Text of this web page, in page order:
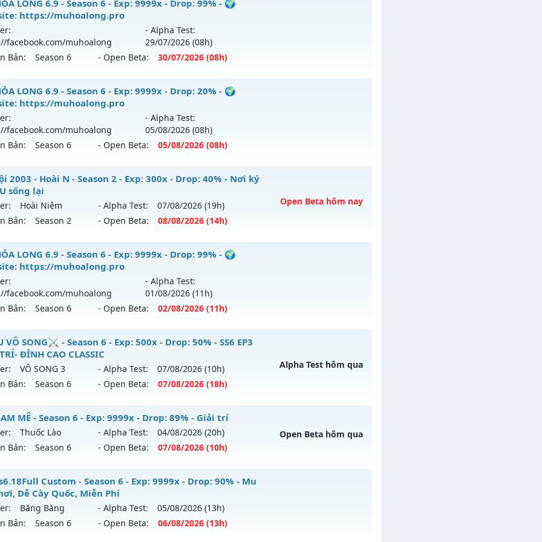
LONG 6.9 - 🌍 Website: https://muhoalong.pro
ra tháng 08 2026 - Mở máy chủhttps://facebook.com/muhoalong
08/2626
- Drop: 20%
Mu Nguyên bản Webzen
XShield
LONG 6.9 - Season 6 - Exp: 9999x - Drop: 99% - 🌍
https://muhoalong.pro
facebook.com/muhoalong
- Alpha Test:
29/07/2026 (08h)
Bản:
Season 6 - Open Beta: 30/07/2026 (08h)
LONG 6.9 - 🌍 Website: https://muhoalong.pro
ra tháng 07 2026 - Mở máy chủhttps://facebook.com/muhoalong
07/2626
- Drop: 99%
Mu Nguyên bản Webzen
Xshiel
LONG 6.9 - Season 6 - Exp: 9999x - Drop: 20% - 🌍
https://muhoalong.pro
facebook.com/muhoalong
- Alpha Test:
05/08/2026 (08h)
Bản:
Season 6 - Open Beta: 05/08/2026 (08h)
LONG 6.9 - 🌍 Website: https://muhoalong.pro
ra tháng 08 2026 - Mở máy chủ https://facebook.com/muhoalong vào 08h
05/08/2626
Non Reset
Mu Nguyên bản Webzen
XShield
2003 - Hoài N - Season 2 - Exp: 300x - Drop: 40% - Nơi ký
sống lại
Hoài Niệm - Alpha Test: 07/08/2026 (19h)
Bản:
Season 2 - Open Beta: 08/08/2026 (14h)
Open Beta hôm nay
Nội 2003 - Hoài N - Nơi ký ức MU sống lại
mới ra tháng 08 2026 - Mở máy chủ
Hoài Niệm
300x - Drop: 40%
loại: Mu Custom thêm đồ mới
UKG
LONG 6.9 - Season 6 - Exp: 9999x - Drop: 99% - 🌍
https://muhoalong.pro
facebook.com/muhoalong
- Alpha Test:
01/08/2026 (11h)
Bản:
Season 6 - Open Beta: 02/08/2026 (11h)
LONG 6.9 - 🌍 Website: https://muhoalong.pro
ra tháng 08 2026 - Mở máy chủ https://facebook.com/muhoalong vào 11h
02/08/2626
Non Reset
Mu Nguyên bản Webzen
SONG⚔️ - Season 6 - Exp: 500x - Drop: 50% - SS6 EP3
ĐỈNH CAO CLASSIC
VÔ SONG 3 - Alpha Test: 07/08/2026 (10h)
Bản:
Season 6 - Open Beta: 07/08/2026 (18h)
Alpha Test hôm qua
VÔ SONG⚔️ - SS6 EP3 GIẢI TRÍ- ĐỈNH CAO CLASSIC
mới ra tháng 08 2026 - Mở máy chủVÔ SONG 3vào 18h ngày 07/08/2626
reset: Reset In Game
loại: Mu Nguyên bản Webzen
MU8X
MÊ - Season 6 - Exp: 9999x - Drop: 89% - Giải trí
Thuốc Lào - Alpha Test: 04/08/2026 (20h)
Bản:
Season 6 - Open Beta: 07/08/2026 (10h)
Open Beta hôm qua
ĐAM MÊ - Giải trí
mới ra tháng 08 2026 - Mở máy chủThuốc Lào vào 10h ngày 07/08/2626
9999x - Drop: 89%
Custom - Season 6 - Exp: 9999x - Drop: 90% - Mu
Dễ Cày Quốc, Miễn Phí
Băng Băng - Alpha Test: 05/08/2026 (13h)
Bản:
Season 6 - Open Beta: 06/08/2026 (13h)